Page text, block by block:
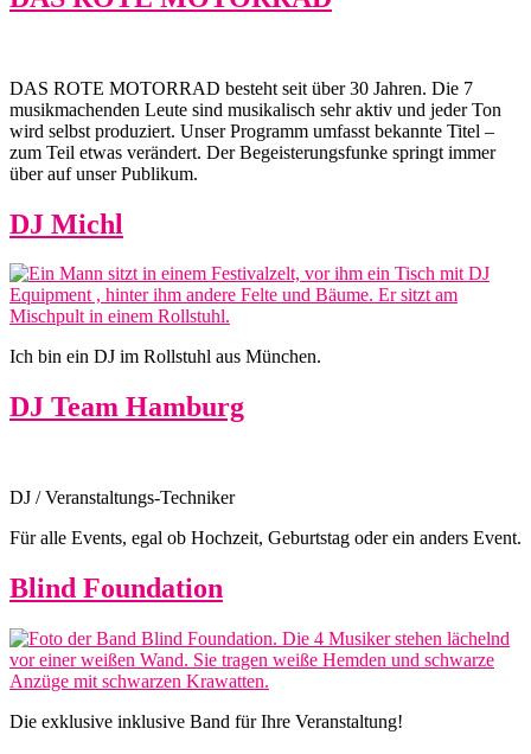
DAS ROTE MOTORRAD besteht seit über 30 Jahren. Die 7
musikmachenden Leute sind musikalisch sehr aktiv und jeder Ton
wird selbst produziert. Unser Programm umfasst bekannte Titel –
zum Teil etwas verändert. Der Begeisterungsfunke springt immer
über auf unser Publikum.
DJ Michl
Ich bin ein DJ im Rollstuhl aus München.
DJ Team Hamburg
DJ / Veranstaltungs-Techniker
Für alle Events, egal ob Hochzeit, Geburtstag oder ein anders Event.
Blind Foundation
Die exklusive inklusive Band für Ihre Veranstaltung!